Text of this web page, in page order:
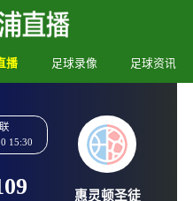
播 足球录像 足球资讯
新西联